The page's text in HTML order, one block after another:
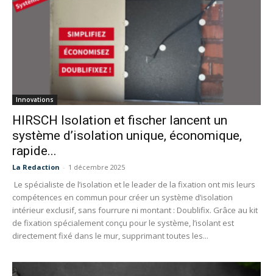
Innovations
HIRSCH Isolation et fischer lancent un
système d’isolation unique, économique,
rapide...
La Redaction - 1 décembre 2025
Le spécialiste de l’isolation et le leader de la fixation ont mis leurs
compétences en commun pour créer un système d’isolation
intérieur exclusif, sans fourrure ni montant : Doublifix. Grâce au kit
de fixation spécialement conçu pour le système, l’isolant est
directement fixé dans le mur, supprimant toutes les...